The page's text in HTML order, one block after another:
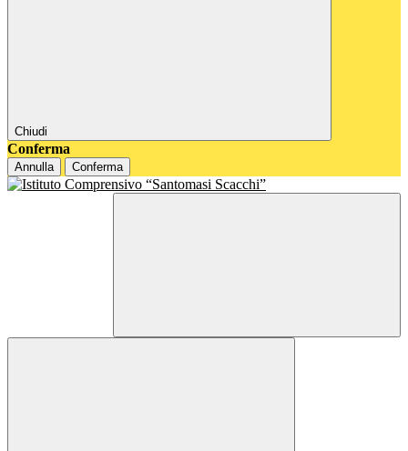
Chiudi
Conferma
Annulla Conferma